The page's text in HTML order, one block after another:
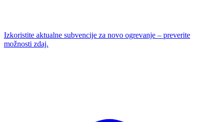
Izkoristite aktualne subvencije za novo ogrevanje – preverite
možnosti zdaj.